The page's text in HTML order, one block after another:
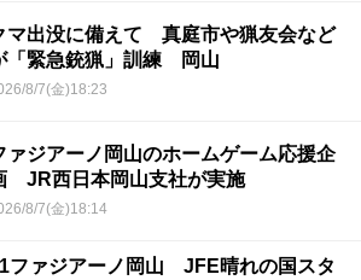
マ出没に備えて 真庭市や猟友会など
「緊急銃猟」訓練 岡山
8/7(金)18:23
ァジアーノ岡山のホームゲーム応援企
JR西日本岡山支社が実施
8/7(金)18:14
ファジアーノ岡山 JFE晴れの国スタ